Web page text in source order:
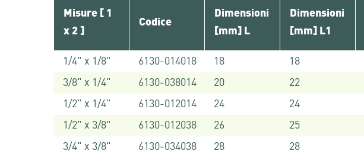
Misure [ 1
x 2 ]
Codice
Dimensioni
[mm] L
Dimensioni
[mm] L1
1/4" x 1/8" 6130-014018 18 18
3/8" x 1/4"
6130-038014 20 22
1/2" x 1/4"
6130-012014 24 24
1/2" x 3/8"
6130-012038 26 25
3/4" x 3/8"
6130-034038 28 28